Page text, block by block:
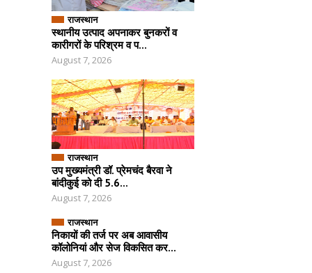
राजस्थान
स्थानीय उत्पाद अपनाकर बुनकरों व
कारीगरों के परिश्रम व प...
August 7, 2026
राजस्थान
उप मुख्यमंत्री डॉ. प्रेमचंद बैरवा ने
बांदीकुई को दी 5.6...
August 7, 2026
राजस्थान
निकायों की तर्ज पर अब आवासीय
कॉलोनियां और सेज विकसित कर...
August 7, 2026